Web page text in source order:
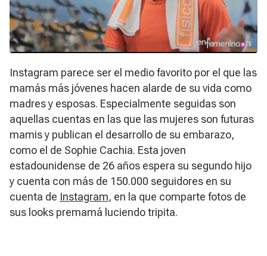
Instagram parece ser el medio favorito por el que las
mamás más jóvenes hacen alarde de su vida como
madres y esposas. Especialmente seguidas son
aquellas cuentas en las que las mujeres son futuras
mamis y publican el desarrollo de su embarazo,
como el de Sophie Cachia. Esta joven
estadounidense de 26 años espera su segundo hijo
y cuenta con más de 150.000 seguidores en su
cuenta de Instagram, en la que comparte fotos de
sus looks premamá luciendo tripita.